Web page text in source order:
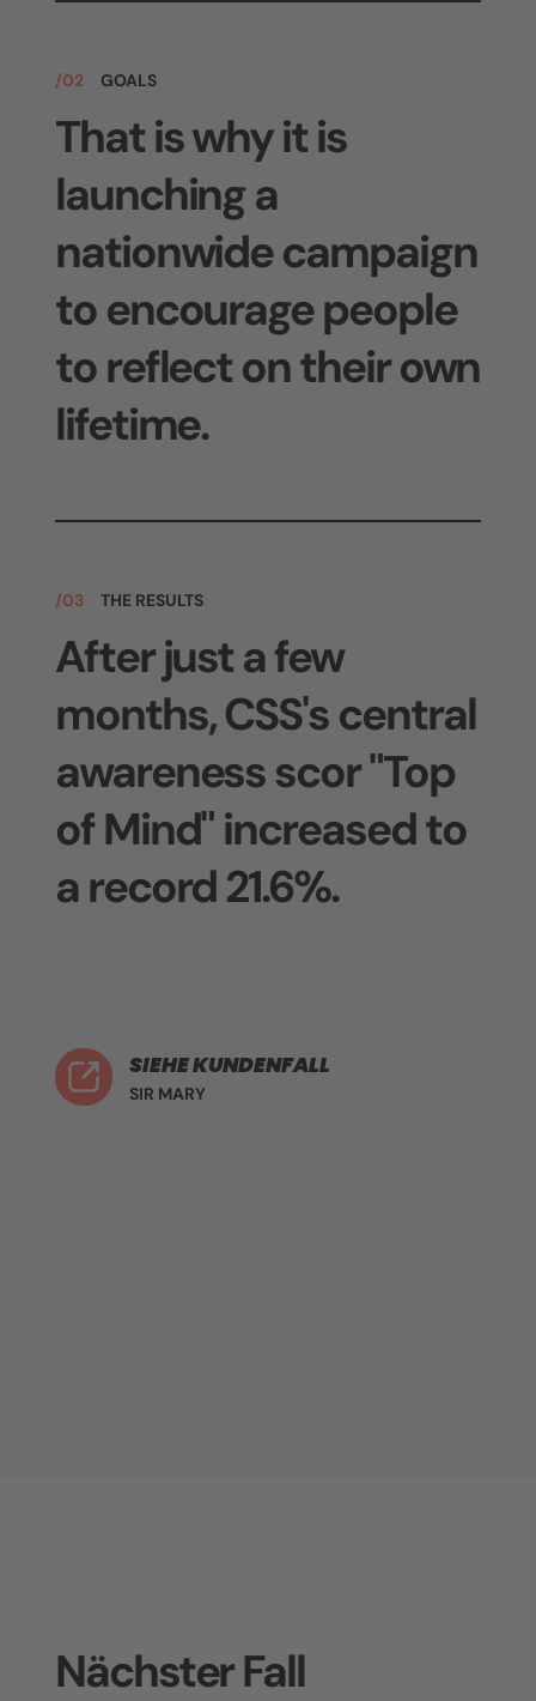
/02 GOALS
That is why it is
launching a
nationwide campaign
to encourage people
to reflect on their own
lifetime.
/03 THE RESULTS
After just a few
months, CSS's central
awareness scor "Top
of Mind" increased to
a record 21.6%.
SIEHE KUNDENFALL
SIR MARY
Nächster Fall